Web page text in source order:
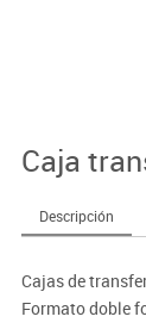
Caja
Descripción
Cajas de
Formato doble